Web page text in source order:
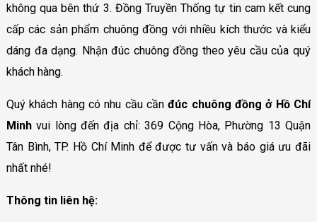
không qua bên thứ 3. Đồng Truyền Thống tự tin cam kết cung
cấp các sản phẩm chuông đồng với nhiều kích thước và kiểu
dáng đa dạng. Nhận đúc chuông đồng theo yêu cầu của quý
khách hàng.
Quý khách hàng có nhu cầu cầnđúc chuông đồng ở Hồ Chí
Minhvui lòng đến địa chỉ: 369 Cộng Hòa, Phường 13 Quận
Tân Bình, TP. Hồ Chí Minh để được tư vấn và báo giá ưu đãi
nhất nhé!
Thông tin liên hệ: